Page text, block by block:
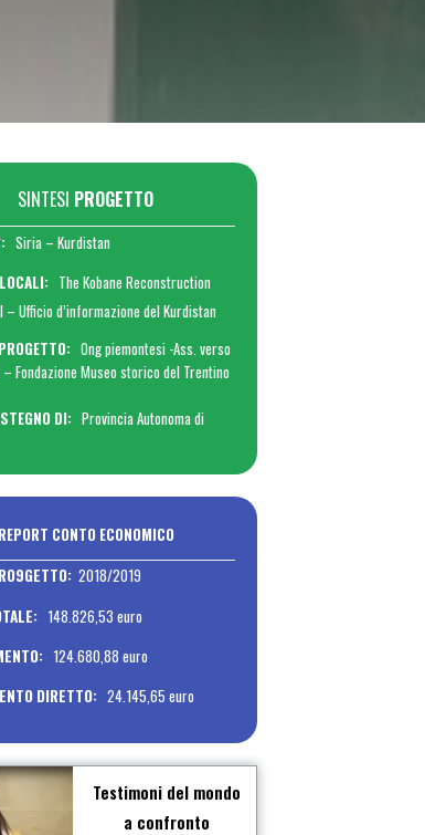
SINTESI PROGETTO
Siria – Kurdistan
The Kobane Reconstruction
– Ufficio d’informazione del Kurdistan
Ong piemontesi -Ass. verso
Fondazione Museo storico del Trentino
DI: Provincia Autonoma di
REPORT CONTO ECONOMICO
GETTO: 2018/2019
148.826,53 euro
124.680,88 euro
DIRETTO: 24.145,65 euro
Testimoni del mondo
a confronto​